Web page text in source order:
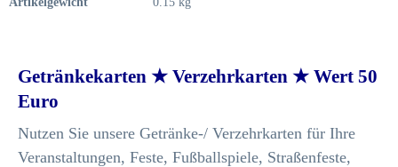
Getränkekarten ★ Verzehrkarten ★ Wert 50
Euro
Nutzen Sie unsere Getränke-/ Verzehrkarten für Ihre
Veranstaltungen, Feste, Fußballspiele, Straßenfeste,